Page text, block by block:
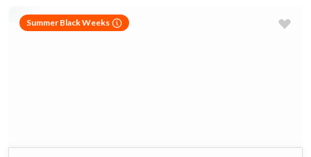
Summer Black Weeks